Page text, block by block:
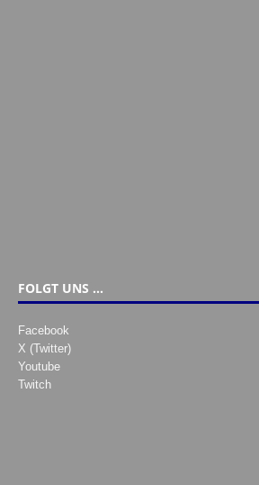
FOLGT UNS …
Facebook
X (Twitter)
Youtube
Twitch